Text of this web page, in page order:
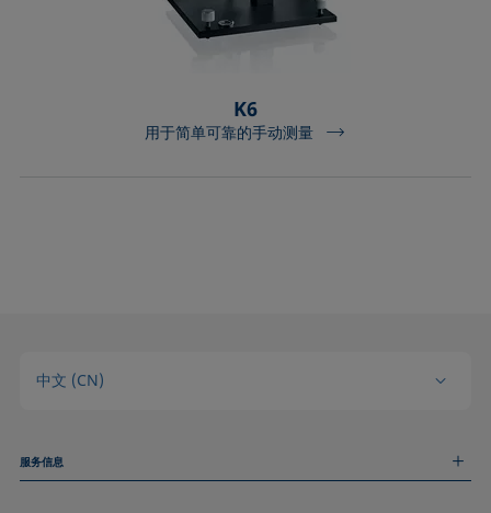
K6
用于简单可靠的手动测量
中文 (CN)
服务信息